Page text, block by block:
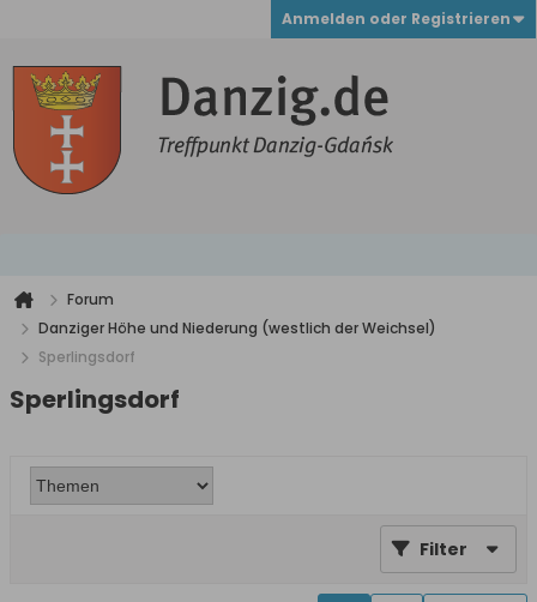
Anmelden oder Registrieren
Forum
Danziger Höhe und Niederung (westlich der Weichsel)
Sperlingsdorf
Sperlingsdorf
Filter